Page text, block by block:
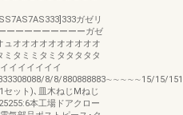
ガゼリ
ーーーーーーーーーガゼ
ュオオオオオオオオオオ
タミミタミタタタタタ
イイイイイイ
8/8/880888883∼∼∼∼∼15/15/
ット)､皿木ねじMねじ
本工場ドアクロー